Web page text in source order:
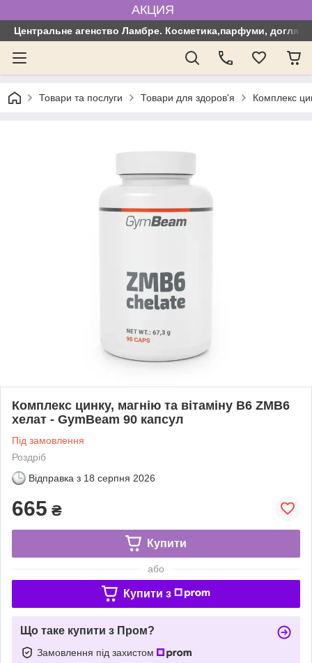
АКЦИЯ
Центральне агенство Ламбре. Косметика,парфуми, догляд
Товари та послуги Товари для здоров'я Комплекс
Комплекс цинку, магнію та вітаміну B6 ZMB6
хелат - GymBeam 90 капсул
Під замовлення
Роздріб
Відправка з 18 серпня 2026
665 ₴
Купити
або
Купити з
Що таке купити з Пром?
Замовлення під захистом